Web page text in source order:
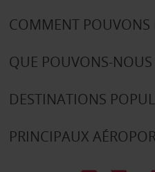
COMMENT POUVONS
QUE POUVONS-NOUS
DESTINATIONS
PRINCIPAUX